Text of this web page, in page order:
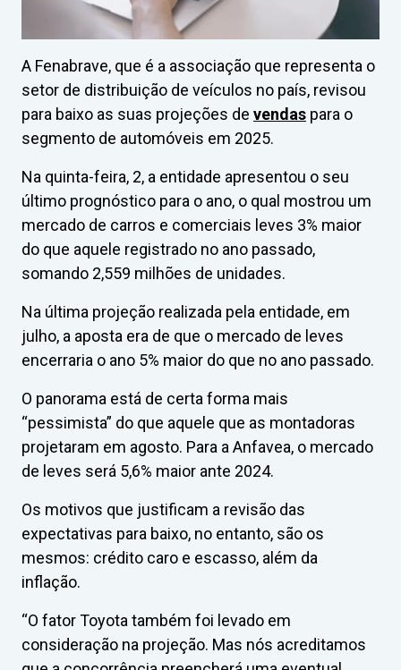
A Fenabrave, que é a associação que representa o
setor de distribuição de veículos no país, revisou
para baixo as suas projeções de vendas para o
segmento de automóveis em 2025.
Na quinta-feira, 2, a entidade apresentou o seu
último prognóstico para o ano, o qual mostrou um
mercado de carros e comerciais leves 3% maior
do que aquele registrado no ano passado,
somando 2,559 milhões de unidades.
Na última projeção realizada pela entidade, em
julho, a aposta era de que o mercado de leves
encerraria o ano 5% maior do que no ano passado.
O panorama está de certa forma mais
“pessimista” do que aquele que as montadoras
projetaram em agosto. Para a Anfavea, o mercado
de leves será 5,6% maior ante 2024.
Os motivos que justificam a revisão das
expectativas para baixo, no entanto, são os
mesmos: crédito caro e escasso, além da
inflação.
“O fator Toyota também foi levado em
consideração na projeção. Mas nós acreditamos